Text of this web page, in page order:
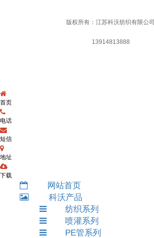
版权所有：江苏科沃纺织有限公司
13914813888
首页
电话
短信
地址
下载
网站首页
科沃产品
纺织系列
喷灌系列
PE管系列